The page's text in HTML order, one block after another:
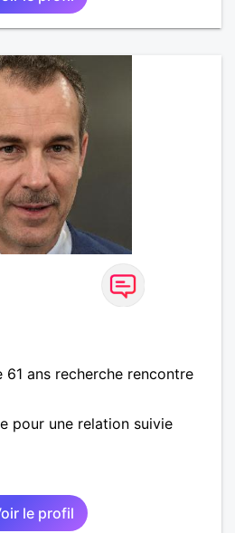
ans recherche rencontre
pour une relation suivie
le profil